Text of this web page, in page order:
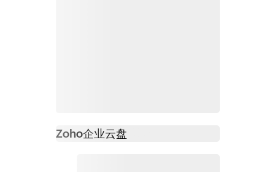
Zoho企业云盘